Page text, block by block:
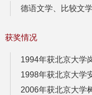
德语文学、比较文
获奖情况
1994年获北京大学
1998年获北京大学
2006年获北京大学